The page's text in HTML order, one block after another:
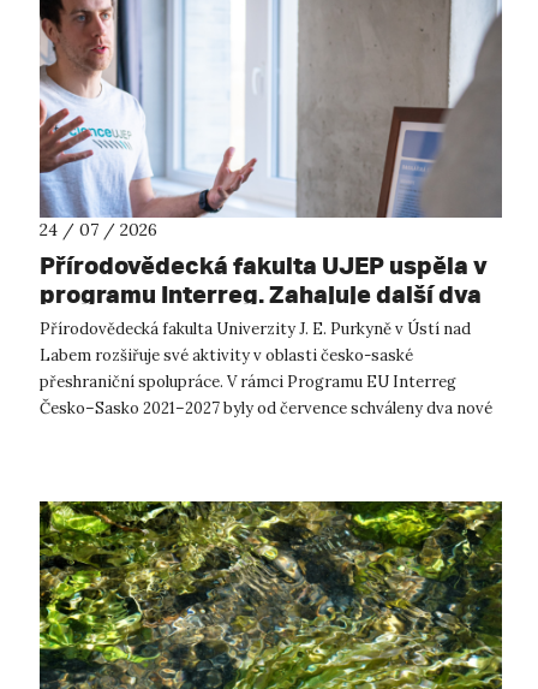
24 / 07 / 2026
Přírodovědecká fakulta UJEP uspěla v
programu Interreg. Zahajuje další dva
přeshraniční projekty se saskými
partnery
Přírodovědecká fakulta Univerzity J. E. Purkyně v Ústí nad
Labem rozšiřuje své aktivity v oblasti česko-saské
přeshraniční spolupráce. V rámci Programu EU Interreg
Česko–Sasko 2021–2027 byly od července schváleny dva nové